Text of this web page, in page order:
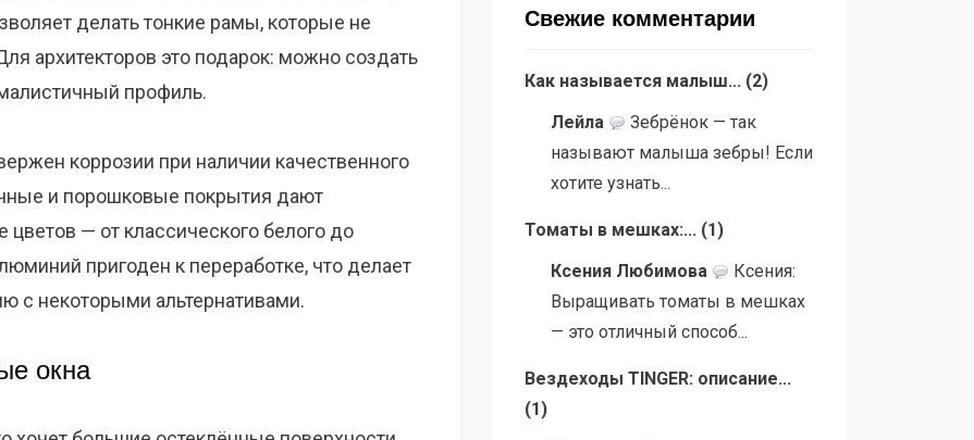
делать тонкие рамы, которые не
архитекторов это подарок: можно создать
профиль.
коррозии при наличии качественного
и порошковые покрытия дают
— от классического белого до
пригоден к переработке, что делает
с некоторыми альтернативами.
окна
Свежие комментарии
Как называется малыш... (2)
Лейла
Зебрёнок — так
называют малыша зебры! Если
хотите узнать...
Томаты в мешках:... (1)
Ксения Любимова
Ксения:
Выращивать томаты в мешках
— это отличный способ...
Вездеходы TINGER: описание...
(1)